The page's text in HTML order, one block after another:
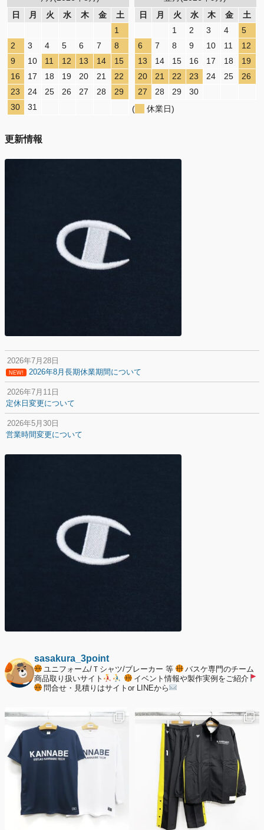
日
月 火 水 木 金
土
1
2
3 4 5 6 7
8
9
10 11 12 13 14
15
16
17 18 19 20 21
22
23
24 25 26 27 28
29
30
31
日
月 火 水 木 金
土
1
2 3 4
5
6
7 8 9 10 11
12
13
14 15 16 17 18
19
20
21 22 23 24 25
26
27
28 29
30
(
休業日)
更新情報
2026年7月28日
NEW! 2026年8月長期休業期間について
2026年7月11日
定休日変更について
2026年5月30日
営業時間変更について
2025年12月20日
sasakura_3point
ユニフォーム/Ｔシャツ/ブレーカー 等
バスケ専門のチーム
商品取り扱いサイト
イベント情報や製作実例をご紹介
問合せ・見積りはサイトor LINEから